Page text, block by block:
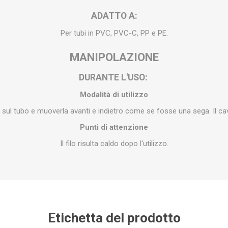
ADATTO A:
Per tubi in PVC, PVC-C, PP e PE.
MANIPOLAZIONE
DURANTE L'USO:
Modalità di utilizzo
tubo e muoverla avanti e indietro come se fosse una sega. Il
Punti di attenzione
Il filo risulta caldo dopo l'utilizzo.
Etichetta del prodotto